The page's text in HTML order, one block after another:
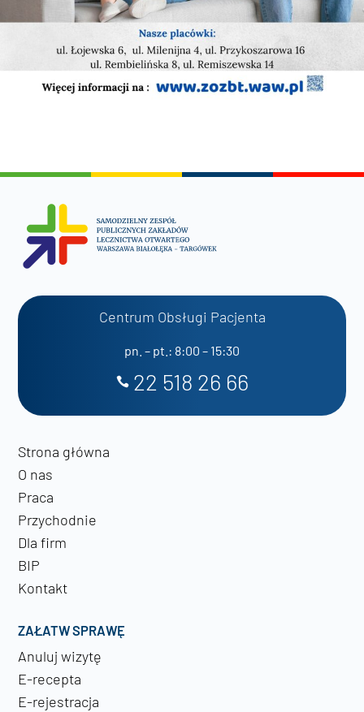
Centrum Obsługi Pacjenta
pn. – pt.: 8:00 – 15:30
22 518 26 66
Strona główna
O nas
Praca
Przychodnie
Dla firm
BIP
Kontakt
ZAŁATW SPRAWĘ
Anuluj wizytę
E-recepta
E-rejestracja